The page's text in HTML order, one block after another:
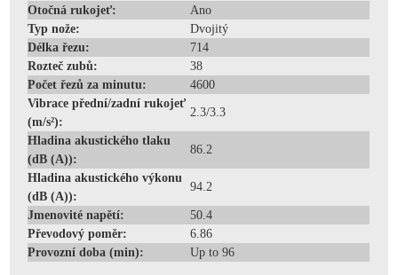
Otočná rukojeť:
Ano
Typ nože:
Dvojitý
Délka řezu:
714
Rozteč zubů:
38
Počet řezů za minutu:
4600
Vibrace přední/zadní rukojeť
(m/s²):
2.3/3.3
Hladina akustického tlaku
(dB (A)):
86.2
Hladina akustického výkonu
(dB (A)):
94.2
Jmenovité napětí:
50.4
Převodový poměr:
6.86
Provozní doba (min):
Up to 96